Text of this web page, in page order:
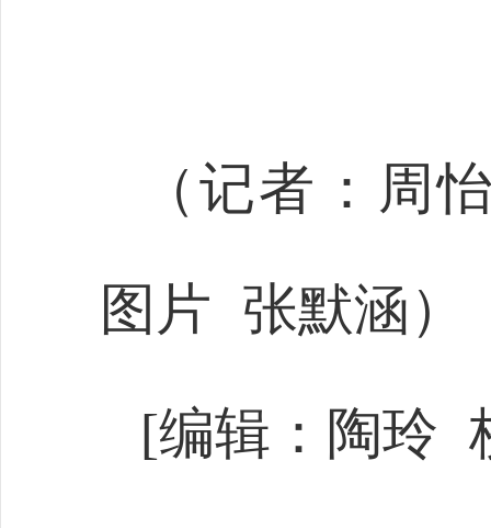
（记者：周
图片 张默涵）
[编辑：陶玲